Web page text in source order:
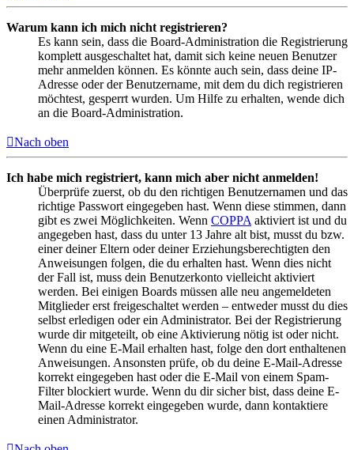
Warum kann ich mich nicht registrieren?
Es kann sein, dass die Board-Administration die Registrierung
komplett ausgeschaltet hat, damit sich keine neuen Benutzer
mehr anmelden können. Es könnte auch sein, dass deine IP-
Adresse oder der Benutzername, mit dem du dich registrieren
möchtest, gesperrt wurden. Um Hilfe zu erhalten, wende dich
an die Board-Administration.
Nach oben
Ich habe mich registriert, kann mich aber nicht anmelden!
Überprüfe zuerst, ob du den richtigen Benutzernamen und das
richtige Passwort eingegeben hast. Wenn diese stimmen, dann
gibt es zwei Möglichkeiten. Wenn COPPA aktiviert ist und du
angegeben hast, dass du unter 13 Jahre alt bist, musst du bzw.
einer deiner Eltern oder deiner Erziehungsberechtigten den
Anweisungen folgen, die du erhalten hast. Wenn dies nicht
der Fall ist, muss dein Benutzerkonto vielleicht aktiviert
werden. Bei einigen Boards müssen alle neu angemeldeten
Mitglieder erst freigeschaltet werden – entweder musst du dies
selbst erledigen oder ein Administrator. Bei der Registrierung
wurde dir mitgeteilt, ob eine Aktivierung nötig ist oder nicht.
Wenn du eine E-Mail erhalten hast, folge den dort enthaltenen
Anweisungen. Ansonsten prüfe, ob du deine E-Mail-Adresse
korrekt eingegeben hast oder die E-Mail von einem Spam-
Filter blockiert wurde. Wenn du dir sicher bist, dass deine E-
Mail-Adresse korrekt eingegeben wurde, dann kontaktiere
einen Administrator.